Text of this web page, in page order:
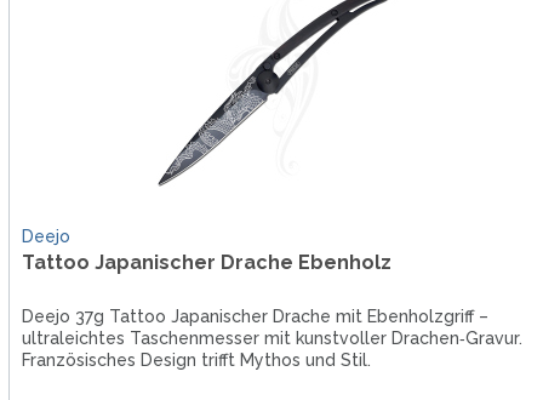
Deejo
Tattoo Japanischer Drache Ebenholz
Deejo 37g Tattoo Japanischer Drache mit Ebenholzgriff –
ultraleichtes Taschenmesser mit kunstvoller Drachen‑Gravur.
Französisches Design trifft Mythos und Stil.